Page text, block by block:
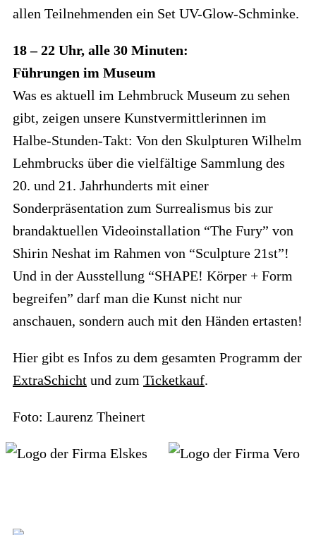
allen Teilnehmenden ein Set UV-Glow-Schminke.
18 – 22 Uhr, alle 30 Minuten:
Führungen im Museum
Was es aktuell im Lehmbruck Museum zu sehen
gibt, zeigen unsere Kunstvermittlerinnen im
Halbe-Stunden-Takt: Von den Skulpturen Wilhelm
Lehmbrucks über die vielfältige Sammlung des
20. und 21. Jahrhunderts mit einer
Sonderpräsentation zum Surrealismus bis zur
brandaktuellen Videoinstallation “The Fury” von
Shirin Neshat im Rahmen von “Sculpture 21st”!
Und in der Ausstellung “SHAPE! Körper + Form
begreifen” darf man die Kunst nicht nur
anschauen, sondern auch mit den Händen ertasten!
Hier gibt es Infos zu dem gesamten Programm der
ExtraSchicht und zum Ticketkauf.
Foto: Laurenz Theinert